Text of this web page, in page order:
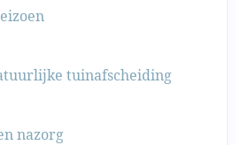
tuinafscheiding
nazorg